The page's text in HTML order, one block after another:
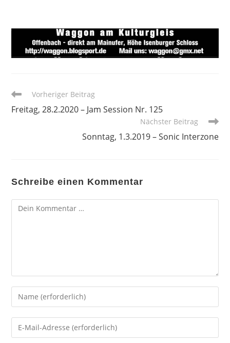
Weitere
ansehen
Vorheriger Beitrag
Freitag, 28.2.2020 – Jam Session Nr. 125
Nächster Beitrag
Sonntag, 1.3.2019 – Sonic Interzone
Schreibe einen Kommentar
Kommentar
Gib
deinen
Namen
oder
Gib
deine